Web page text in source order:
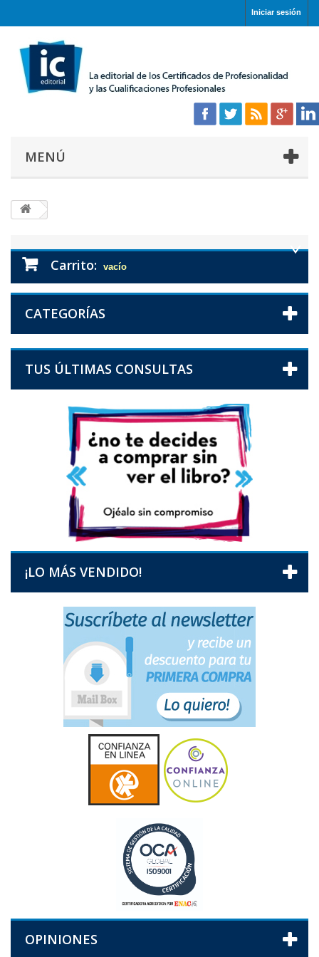
Iniciar sesión
MENÚ
Carrito: vacío
CATEGORÍAS
TUS ÚLTIMAS CONSULTAS
¡LO MÁS VENDIDO!
OPINIONES